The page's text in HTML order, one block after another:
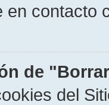
en contacto
de
del